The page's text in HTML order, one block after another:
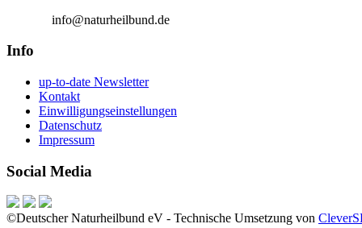
info@naturheilbund.de
Info
up-to-date Newsletter
Kontakt
Einwilligungseinstellungen
Datenschutz
Impressum
Social Media
©Deutscher Naturheilbund eV - Technische Umsetzung von